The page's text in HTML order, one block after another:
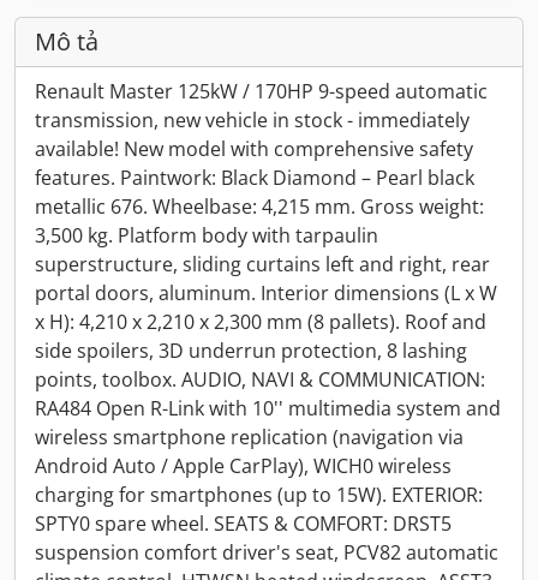
Mô tả
Renault Master 125kW / 170HP 9-speed automatic
transmission, new vehicle in stock - immediately
available! New model with comprehensive safety
features. Paintwork: Black Diamond – Pearl black
metallic 676. Wheelbase: 4,215 mm. Gross weight:
3,500 kg. Platform body with tarpaulin
superstructure, sliding curtains left and right, rear
portal doors, aluminum. Interior dimensions (L x W
x H): 4,210 x 2,210 x 2,300 mm (8 pallets). Roof and
side spoilers, 3D underrun protection, 8 lashing
points, toolbox. AUDIO, NAVI & COMMUNICATION:
RA484 Open R-Link with 10'' multimedia system and
wireless smartphone replication (navigation via
Android Auto / Apple CarPlay), WICH0 wireless
charging for smartphones (up to 15W). EXTERIOR:
SPTY0 spare wheel. SEATS & COMFORT: DRST5
suspension comfort driver's seat, PCV82 automatic